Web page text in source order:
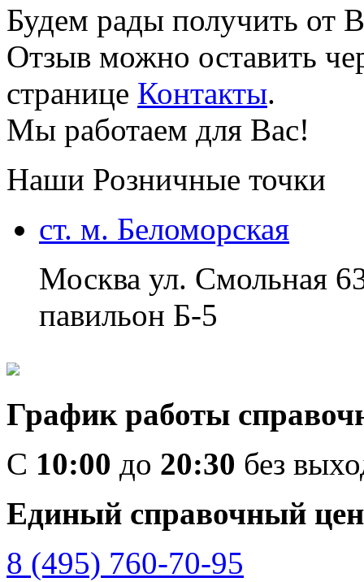
Будем рады получить от
Отзыв можно оставить
странице Контакты.
Мы работаем для Вас!
Наши Розничные точки
ст. м. Беломорская
Москва ул. Смольная
павильон Б-5
График работы
C 10:00 до 20:30 без
Единый справочный
8 (495) 760-70-95